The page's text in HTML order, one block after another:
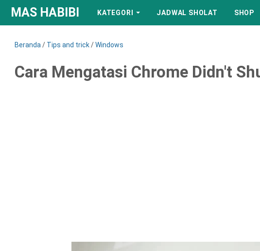
MAS HABIBI KATEGORI JADWAL SHOLAT SHOP
Beranda / Tips and trick/Windows
Cara Mengatasi Chrome Didn't